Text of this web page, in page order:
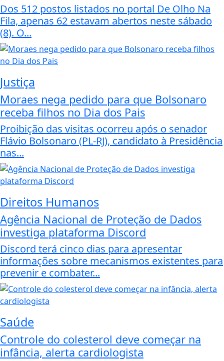
Dos 512 postos listados no portal De Olho Na
Fila, apenas 62 estavam abertos neste sábado
(8). O...
Justiça
Moraes nega pedido para que Bolsonaro
receba filhos no Dia dos Pais
Proibição das visitas ocorreu após o senador
Flávio Bolsonaro (PL-RJ), candidato à Presidência
nas...
Direitos Humanos
Agência Nacional de Proteção de Dados
investiga plataforma Discord
Discord terá cinco dias para apresentar
informações sobre mecanismos existentes para
prevenir e combater...
Saúde
Controle do colesterol deve começar na
infância, alerta cardiologista